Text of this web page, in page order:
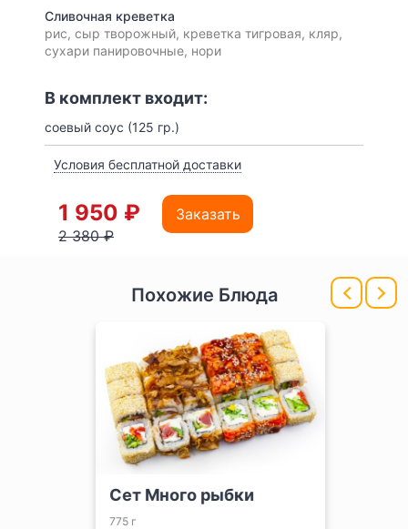
Сливочная креветка
рис, сыр творожный, креветка тигровая, кляр,
сухари панировочные, нори
В комплект входит:
соевый соус (125 гр.)
Условия бесплатной доставки
1 950 ₽
2 380 ₽
Заказать
Похожие Блюда
Сет Много рыбки
775 г